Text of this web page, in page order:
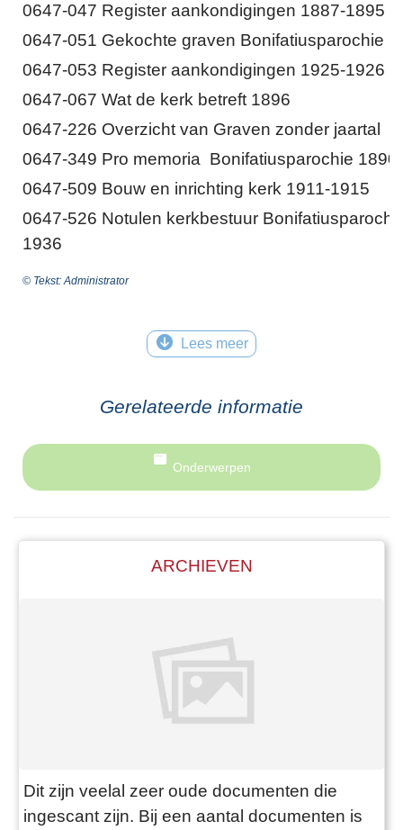
0647-047 Register aankondigingen 1887-1895
0647-051 Gekochte graven Bonifatiusparochie
0647-053 Register aankondigingen 1925-1926
0647-067 Wat de kerk betreft 1896
0647-226 Overzicht van Graven zonder jaartal
0647-349 Pro memoria Bonifatiusparochie
0647-509 Bouw en inrichting kerk 1911-1915
0647-526 Notulen kerkbestuur
1936
© Tekst: Administrator
Lees meer
Gerelateerde informatie
Onderwerpen
ARCHIEVEN
Dit zijn veelal zeer oude documenten die
ingescant zijn. Bij een aantal documenten is